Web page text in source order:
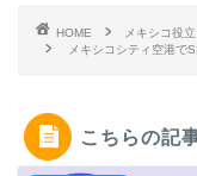
HOME
メキシコ役
メキシコシティ空港で
こちらの記